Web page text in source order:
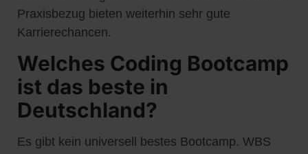
Praxisbezug bieten weiterhin sehr gute
Karrierechancen.
Welches Coding Bootcamp
ist das beste in
Deutschland?
Es gibt kein universell bestes Bootcamp. WBS